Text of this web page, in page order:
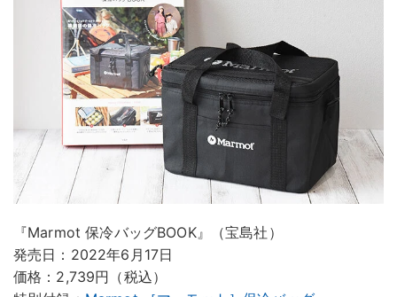
『Marmot 保冷バッグBOOK』（宝島社）
発売日：2022年6月17日
価格：2,739円（税込）